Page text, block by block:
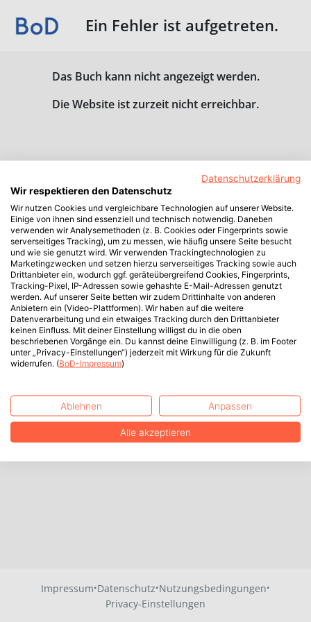
Ein Fehler ist aufgetreten.
Das Buch kann nicht angezeigt werden.
Die Website ist zurzeit nicht erreichbar.
Impressum·Datenschutz·Nutzungsbedingungen·
Privacy-Einstellungen
Datenschutzerklärung
Wir respektieren den Datenschutz
Wir nutzen Cookies und vergleichbare Technologien auf unserer Website.
Einige von ihnen sind essenziell und technisch notwendig. Daneben
verwenden wir Analysemethoden (z. B. Cookies oder Fingerprints sowie
serverseitiges Tracking), um zu messen, wie häufig unsere Seite besucht
und wie sie genutzt wird. Wir verwenden Trackingtechnologien zu
Marketingzwecken und setzen hierzu serverseitiges Tracking sowie auch
Drittanbieter ein, wodurch ggf. geräteübergreifend Cookies, Fingerprints,
Tracking-Pixel, IP-Adressen sowie gehashte E-Mail-Adressen genutzt
werden. Auf unserer Seite betten wir zudem Drittinhalte von anderen
Anbietern ein (Video-Plattformen). Wir haben auf die weitere
Datenverarbeitung und ein etwaiges Tracking durch den Drittanbieter
keinen Einfluss. Mit deiner Einstellung willigst du in die oben
beschriebenen Vorgänge ein. Du kannst deine Einwilligung (z. B. im Footer
unter „Privacy-Einstellungen“) jederzeit mit Wirkung für die Zukunft
widerrufen. (BoD-Impressum)
Ablehnen Anpassen
Alle akzeptieren